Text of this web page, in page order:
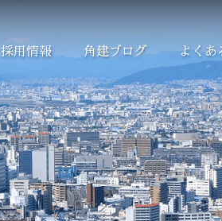
採用情報 角建ブログ よくあ